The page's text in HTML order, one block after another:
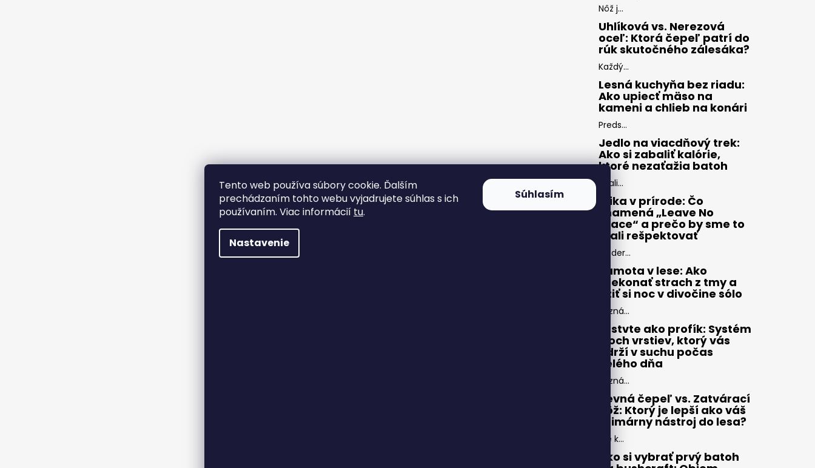
Tento web používa súbory cookie. Ďalším
prechádzaním tohto webu vyjadrujete súhlas s ich
používaním. Viac informácií tu.
Nastavenie
Súhlasím
Nôž j...
Uhlíková vs. Nerezová
oceľ: Ktorá čepeľ patrí do
rúk skutočného zálesáka?
Každý...
Lesná kuchyňa bez riadu:
Ako upiecť mäso na
kameni a chlieb na konári
Preds...
Jedlo na viacdňový trek:
Ako si zabaliť kalórie,
ktoré nezaťažia batoh
Zbali...
Etika v prírode: Čo
znamená „Leave No
Trace“ a prečo by sme to
mali rešpektovať
Moder...
Samota v lese: Ako
prekonať strach z tmy a
užiť si noc v divočine sólo
Pozná...
Vrstvte ako profík: Systém
troch vrstiev, ktorý vás
udrží v suchu počas
celého dňa
Pozná...
Pevná čepeľ vs. Zatvárací
nôž: Ktorý je lepší ako váš
primárny nástroj do lesa?
Pre k...
Ako si vybrať prvý batoh